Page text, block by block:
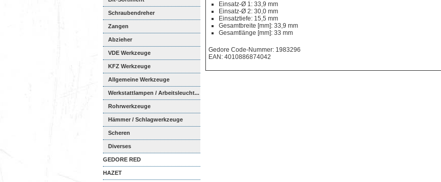
Schraubendreher
Zangen
Abzieher
VDE Werkzeuge
KFZ Werkzeuge
Allgemeine Werkzeuge
Werkstattlampen / Arbeitsleucht...
Rohrwerkzeuge
Hämmer / Schlagwerkzeuge
Scheren
Diverses
GEDORE RED
HAZET
Einsatz-Ø 1: 33,9 mm
Einsatz-Ø 2: 30,0 mm
Einsatztiefe: 15,5 mm
Gesamtbreite [mm]: 33,9 mm
Gesamtlänge [mm]: 33 mm
Gedore Code-Nummer: 1983296
EAN: 4010886874042